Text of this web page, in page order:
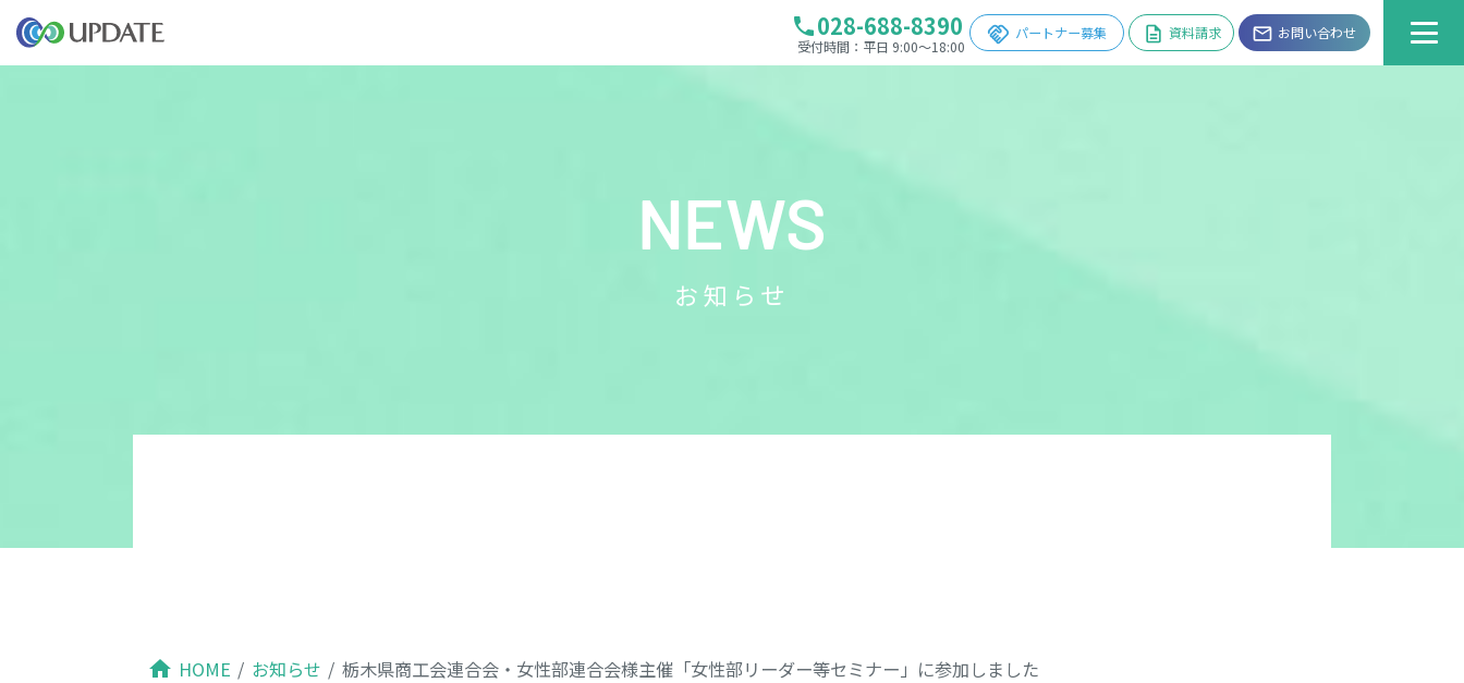
phone028-688-8390
受付時間：平日 9:00～18:00
handshake パートナー募集 description 資料請求 email お問い合わせ
NEWS
お知らせ
home HOME お知らせ 栃木県商工会連合会・女性部連合会様主催「女性部リーダー等セミナー」に参加しました